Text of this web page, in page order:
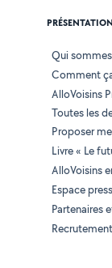
PRÉSENTATION
Qui
Comment
AlloVoisins
Toutes les
Proposer
Livre « Le
AlloVoisins
Espace
Partenaires
Recrutement